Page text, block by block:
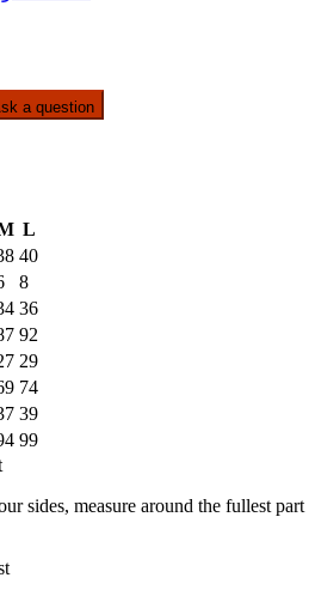
a question
L
40
8
36
92
29
74
39
99
sides, measure around the fullest part